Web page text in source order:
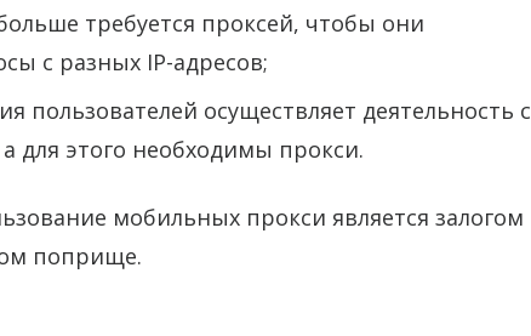
требуется проксей, чтобы они
с разных IP-адресов;
пользователей осуществляет деятельность с
для этого необходимы прокси.
мобильных прокси является залогом
поприще.